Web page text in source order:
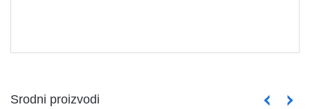
Srodni proizvodi